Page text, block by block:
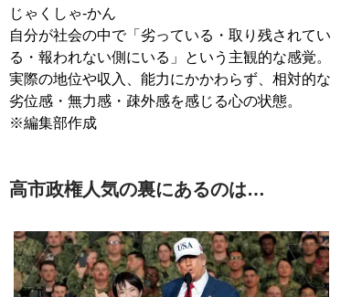
じゃくしゃ-かん
自分が社会の中で「劣っている・取り残されてい
る・報われない側にいる」という主観的な感覚。
実際の地位や収入、能力にかかわらず、相対的な
劣位感・無力感・疎外感を感じる心の状態。
※編集部作成
高市政権人気の裏にあるのは…